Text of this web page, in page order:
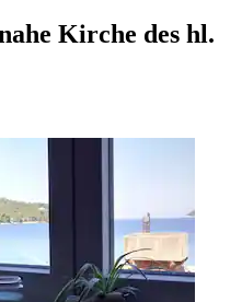
Kirche des hl.